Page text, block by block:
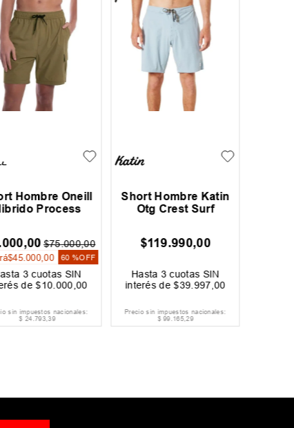
Hombre Oneill
Process
000,00 $75.000,00
$45.000,00 60 %OFF
3 cuotas SIN
de$10 000 ,00
sin impuestos nacionales:
$ 24.793,39
Short Hombre Katin
Otg Crest Surf
$119.990,00
Hasta3 cuotas SIN
interés de$39 .997 ,00
Precio sin impuestos nacionales:
$ 99.165,29